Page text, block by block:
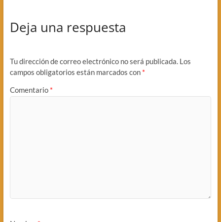
Deja una respuesta
Tu dirección de correo electrónico no será publicada. Los
campos obligatorios están marcados con *
Comentario *